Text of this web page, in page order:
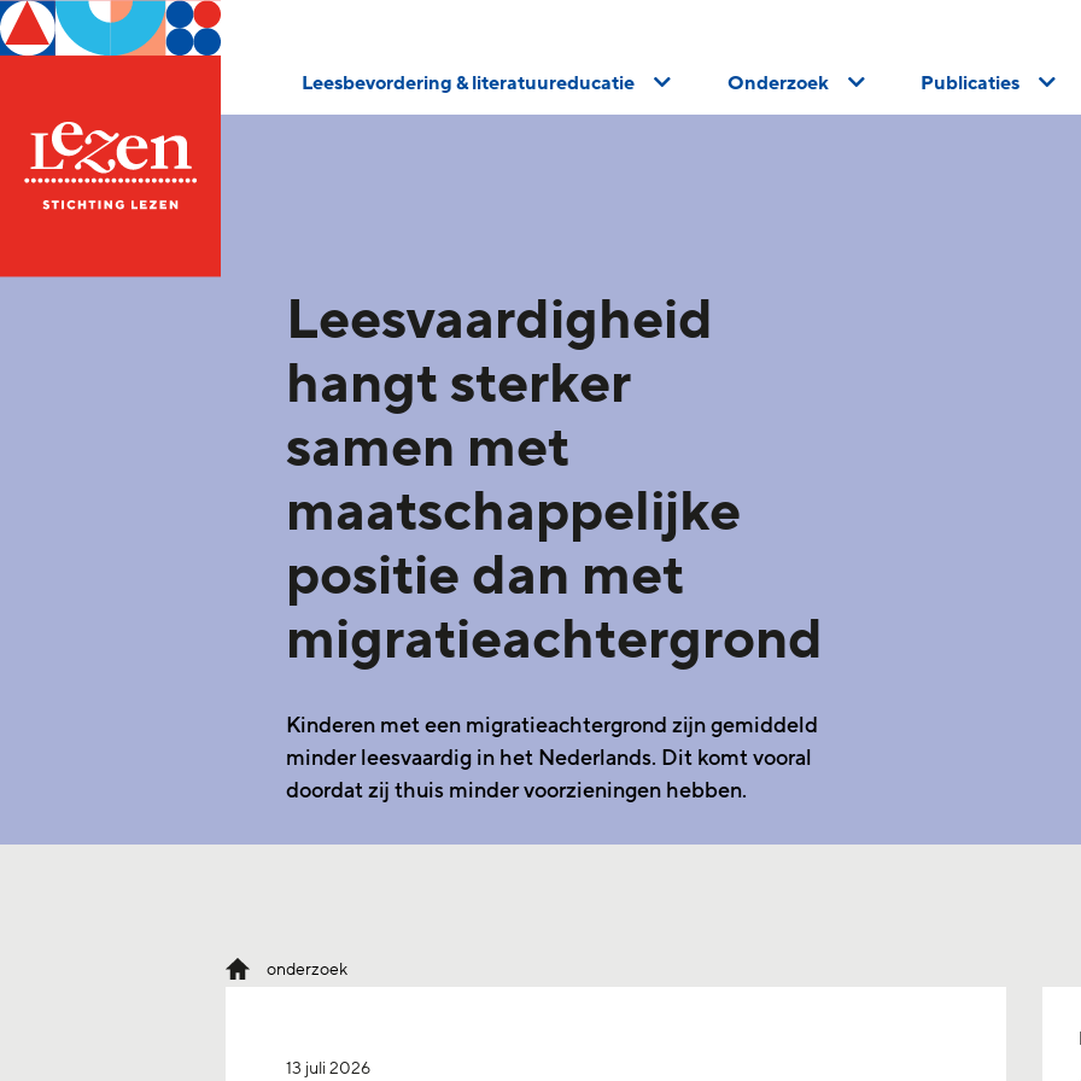
Leesbevordering & literatuureducatie Onderzoek Publicaties
Leesvaardigheid
hangt sterker
samen met
maatschappelijke
positie dan met
migratieachtergrond
Kinderen met een migratieachtergrond zijn gemiddeld
minder leesvaardig in het Nederlands. Dit komt vooral
doordat zij thuis minder voorzieningen hebben.
onderzoek
13 juli 2026